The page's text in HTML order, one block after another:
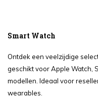
Smart Watch
Ontdek een veelzijdige
geschikt voor Apple Watch,
modellen. Ideaal voor
wearables.